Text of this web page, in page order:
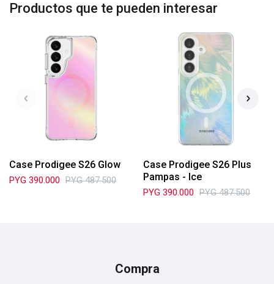
Productos que te pueden interesar
Case Prodigee S26 Glow
PYG 390.000 PYG 487.500
Case Prodigee S26 Plus
Pampas - Ice
PYG 390.000 PYG 487.500
Compra